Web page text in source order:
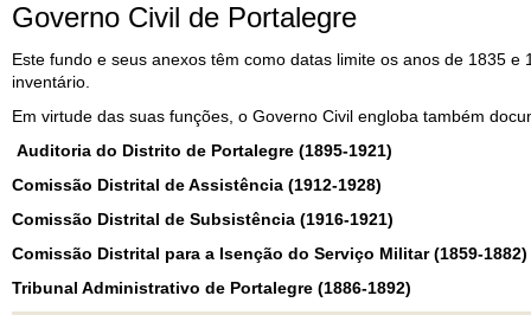
Governo Civil de Portalegre
Este fundo e seus anexos têm como datas limite os anos de 1835
inventário.
Em virtude das suas funções, o Governo Civil engloba também
Auditoria do Distrito de Portalegre (1895-1921)
Comissão Distrital de Assistência (1912-1928)
Comissão Distrital de Subsistência (1916-1921)
Comissão Distrital para a Isenção do Serviço Militar (1859-1882)
Tribunal Administrativo de Portalegre (1886-1892)